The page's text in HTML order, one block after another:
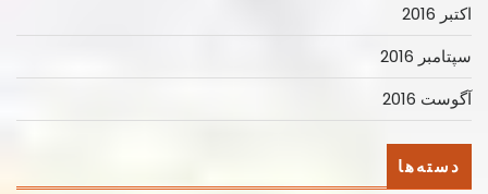
اکتبر 2016
سپتامبر 2016
آگوست 2016
دسته‌ها